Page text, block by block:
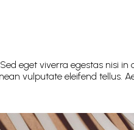
eget viverra egestas nisi
vulputate eleifend tellus.